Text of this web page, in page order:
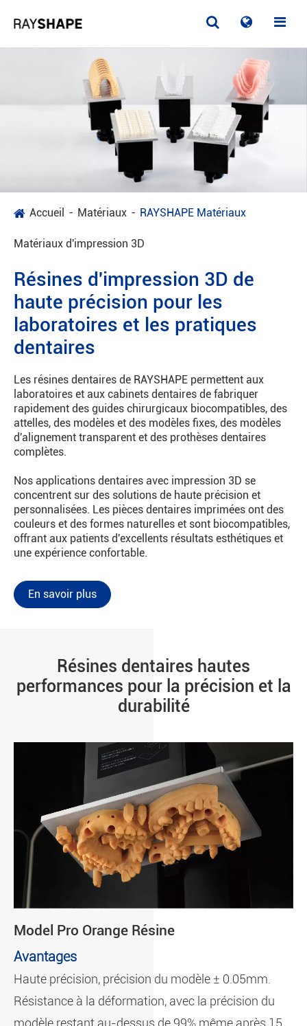
Accueil Matériaux RAYSHAPE Matériaux
Matériaux d'impression 3D
Résines d'impression 3D de
haute précision pour les
laboratoires et les pratiques
dentaires
Les résines dentaires de RAYSHAPE permettent aux
laboratoires et aux cabinets dentaires de fabriquer
rapidement des guides chirurgicaux biocompatibles, des
attelles, des modèles et des modèles fixes, des modèles
d'alignement transparent et des prothèses dentaires
complètes.
Nos applications dentaires avec impression 3D se
concentrent sur des solutions de haute précision et
personnalisées. Les pièces dentaires imprimées ont des
couleurs et des formes naturelles et sont biocompatibles,
offrant aux patients d'excellents résultats esthétiques et
une expérience confortable.
En savoir plus
Résines dentaires hautes
performances pour la précision et la
durabilité
Model Pro Orange Résine
Avantages
Haute précision, précision du modèle ± 0.05mm.
Résistance à la déformation, avec la précision du
modèle restant au-dessus de 99% même après 15